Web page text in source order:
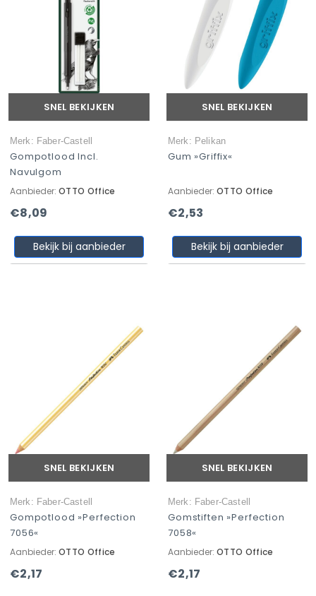
SNEL BEKIJKEN
Merk: Faber-Castell
Gompotlood Incl.
Navulgom
Aanbieder: OTTO Office
€8,09
Bekijk bij aanbieder
SNEL BEKIJKEN
Merk: Pelikan
Gum »griffix«
Aanbieder: OTTO Office
€2,53
Bekijk bij aanbieder
SNEL BEKIJKEN
Merk: Faber-Castell
Gompotlood »Perfection
7056«
Aanbieder: OTTO Office
€2,17
SNEL BEKIJKEN
Merk: Faber-Castell
Gomstiften »Perfection
7058«
Aanbieder: OTTO Office
€2,17